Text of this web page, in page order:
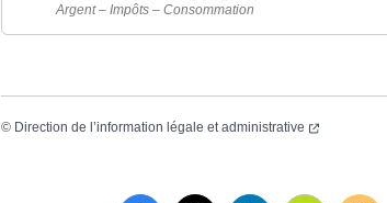
Argent – Impôts – Consommation
© Direction de l’information légale et administrative